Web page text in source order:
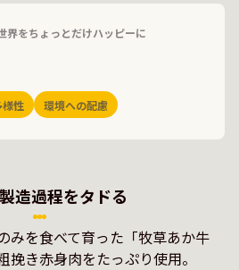
界をちょっとだけハッピーに
様性 環境への配慮
造過程をタドる
みを食べて育った「牧草あか牛
挽き赤身肉をたっぷり使用。